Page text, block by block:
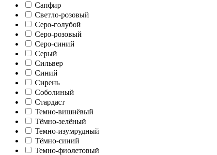
Сапфир
Светло-розовый
Серо-голубой
Серо-розовый
Серо-синий
Серый
Сильвер
Синий
Сирень
Соболиный
Стардаст
Темно-вишнёвый
Тёмно-зелёный
Темно-изумрудный
Тёмно-синий
Темно-фиолетовый